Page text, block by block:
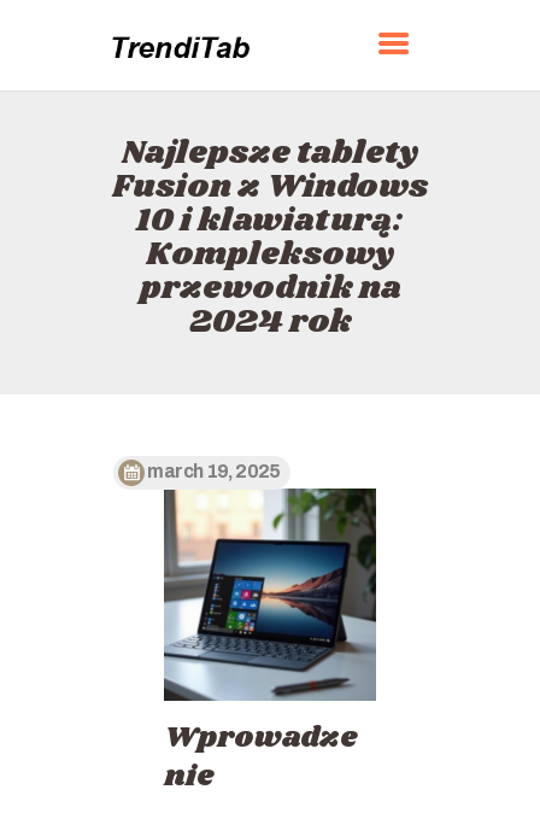
Najlepsze tablety
Fusion z Windows
10 i klawiaturą:
Kompleksowy
przewodnik na
2024 rok
TRENDITAB
DOM
O
KONTAKT
POLITYKA
POLSKI
march 19, 2025
Wprowadze
nie